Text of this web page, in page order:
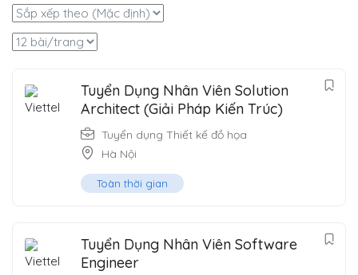
Tuyển Dụng Nhân Viên Solution
Architect (Giải Pháp Kiến Trúc)
Tuyển dụng Thiết kế đồ họa
Hà Nội
Toàn thời gian
Tuyển Dụng Nhân Viên Software
Engineer